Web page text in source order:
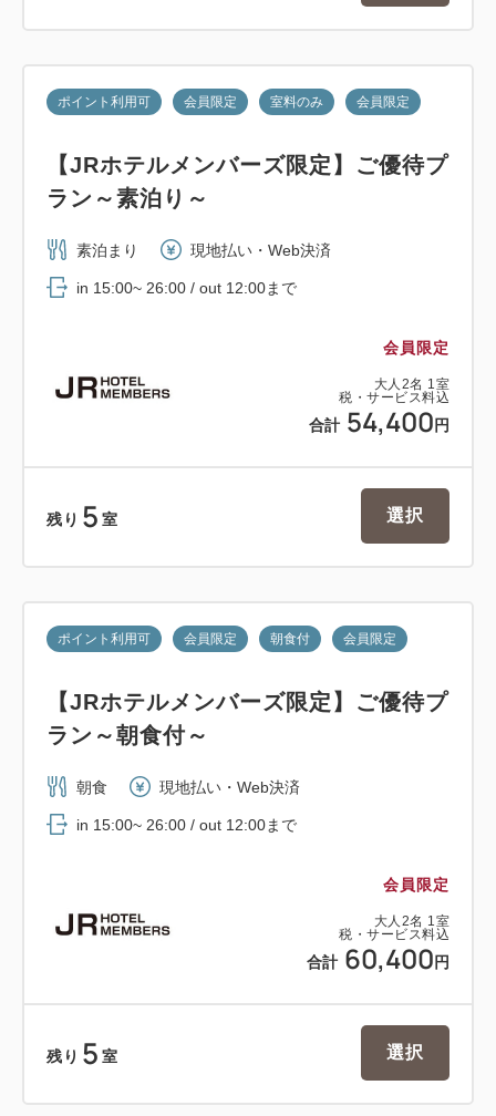
会員限定
大人 2名 1 室
税・サービス料込
合計 54,400 円
ポイント利用可 会員限定 室料のみ 会員限定
【JRホテルメンバーズ限定】ご優待プ
ラン～素泊り～
素泊まり 現地払い・Web決済
in 15:00~ 26:00 / out 12:00まで
残り 5 室 選択
会員限定
大人 2名 1 室
税・サービス料込
合計 60,400 円
ポイント利用可 会員限定 朝食付 会員限定
【JRホテルメンバーズ限定】ご優待プ
ラン～朝食付～
朝食 現地払い・Web決済
in 15:00~ 26:00 / out 12:00まで
残り 5 室 選択